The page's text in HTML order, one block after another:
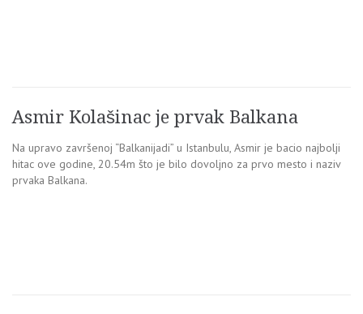
Asmir Kolašinac je prvak Balkana
Na upravo završenoj “Balkanijadi” u Istanbulu, Asmir je bacio najbolji
hitac ove godine, 20.54m što je bilo dovoljno za prvo mesto i naziv
prvaka Balkana.